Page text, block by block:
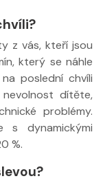
z vás, kteří jsou
který se náhle
poslední chvíli
nevolnost dítěte,
problémy.
s dynamickými
%.